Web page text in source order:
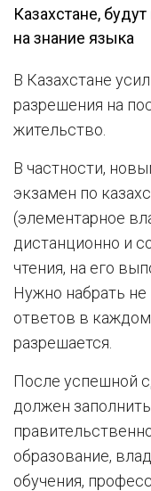
Казахстане,
на знание языка
В Казахстане
разрешения на
жительство.
В частности,
экзамен по
(элементарное
дистанционно и
чтения, на его
Нужно набрать
ответов в
разрешается.
После успешной
должен
образование,
обучения,